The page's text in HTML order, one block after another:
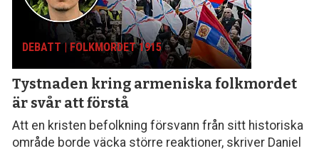
DEBATT | FOLKMORDET 1915
Tystnaden kring armeniska folk­mordet
är svår att förstå
Att en kristen befolkning försvann från sitt histo­riska
område borde väcka större reaktioner, skriver Daniel